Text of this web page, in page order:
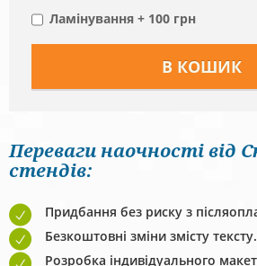
Ламінування + 100 грн
Переваги наочності від
стендів:
Придбання без риску з
Безкоштовні зміни змісту тексту.
Розробка індивідуального